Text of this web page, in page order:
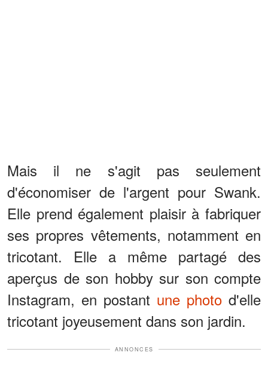
Mais il ne s'agit pas seulement
d'économiser de l'argent pour Swank.
Elle prend également plaisir à fabriquer
ses propres vêtements, notamment en
tricotant. Elle a même partagé des
aperçus de son hobby sur son compte
Instagram, en postant une photo d'elle
tricotant joyeusement dans son jardin.
ANNONCES